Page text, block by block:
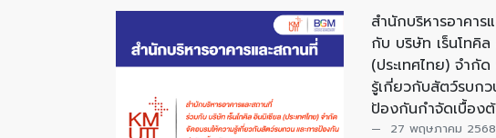
สำนักบริหารอาคาร
กับ บริษัท เร็นโทคิล
(ประเทศไทย) จำกั
รู้เกี่ยวกับสัตว์รบกว
ป้องกันกำจัดเบื้อง
27 พฤษภาคม 2568